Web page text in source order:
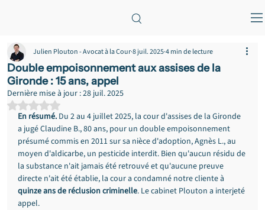
Double empoisonnement aux assises de la
Gironde : 15 ans, appel
Julien Plouton - Avocat à la Cour8 juil. 20254 min de lecture
Dernière mise à jour :28 juil. 2025
Noté NaN étoiles sur 5.
En résumé. Du 2 au 4 juillet 2025, la cour d'assises de la Gironde
a jugé Claudine B., 80 ans, pour un double empoisonnement
présumé commis en 2011 sur sa nièce d'adoption, Agnès L., au
moyen d'aldicarbe, un pesticide interdit. Bien qu'aucun résidu de
la substance n'ait jamais été retrouvé et qu'aucune preuve
directe n'ait été établie, la cour a condamné notre cliente à
quinze ans de réclusion criminelle. Le cabinet Plouton a interjeté
appel.